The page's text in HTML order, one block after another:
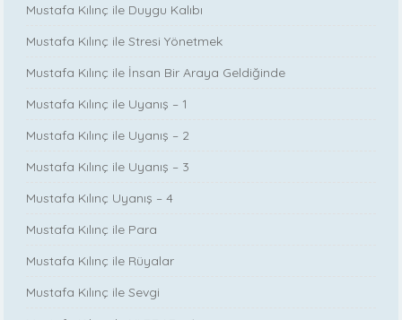
Mustafa Kılınç ile Duygu Kalıbı
Mustafa Kılınç ile Stresi Yönetmek
Mustafa Kılınç ile İnsan Bir Araya Geldiğinde
Mustafa Kılınç ile Uyanış – 1
Mustafa Kılınç ile Uyanış – 2
Mustafa Kılınç ile Uyanış – 3
Mustafa Kılınç Uyanış – 4
Mustafa Kılınç ile Para
Mustafa Kılınç ile Rüyalar
Mustafa Kılınç ile Sevgi